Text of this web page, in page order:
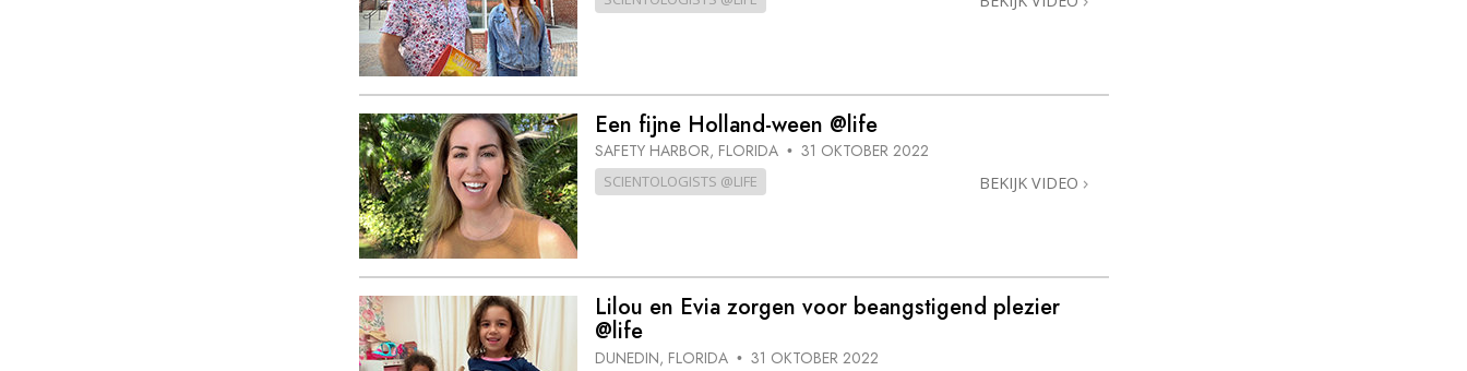
Een fijne Holland-ween @life
SAFETY HARBOR, FLORIDA • 31 OKTOBER 2022
SCIENTOLOGISTS @LIFE BEKIJK VIDEO
Lilou en Evia zorgen voor beangstigend plezier
@life
DUNEDIN, FLORIDA • 31 OKTOBER 2022